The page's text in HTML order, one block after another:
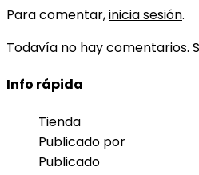
Para comentar,inicia sesión.
Todavía no hay comentarios.
Info rápida
Tienda
Publicado por
Publicado